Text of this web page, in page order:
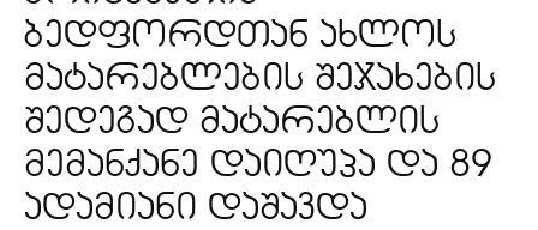
ბედფორდთან ახლოს
მატარებლების შეჯახების
შედეგად მატარებლის
მემანქანე დაიღუპა და 89
ადამიანი დაშავდა